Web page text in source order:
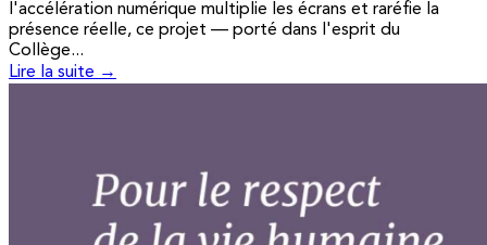
l'accélération numérique multiplie les écrans et raréfie la
présence réelle, ce projet — porté dans l'esprit du
Collège...
Lire la suite →